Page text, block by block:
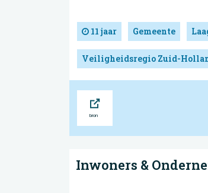
11 jaar Gemeente
Veiligheidsregio Zuid-
Inwoners &